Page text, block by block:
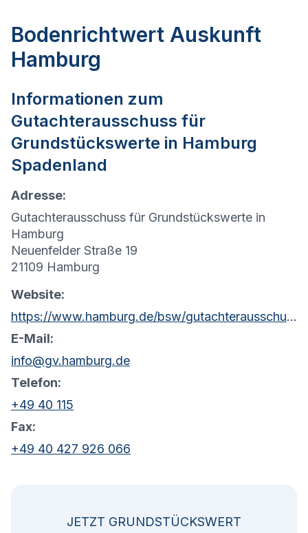
Bodenrichtwert Auskunft
Hamburg
Informationen zum
Gutachterausschuss für
Grundstückswerte in Hamburg
Spadenland
Adresse:
Gutachterausschuss für Grundstückswerte in
Hamburg
Neuenfelder Straße 19
21109 Hamburg
Website:
https://www.hamburg.de/bsw/gutachterausschuss
E-Mail:
info@gv.hamburg.de
Telefon:
+49 40 115
Fax:
+49 40 427 926 066
JETZT GRUNDSTÜCKSWERT